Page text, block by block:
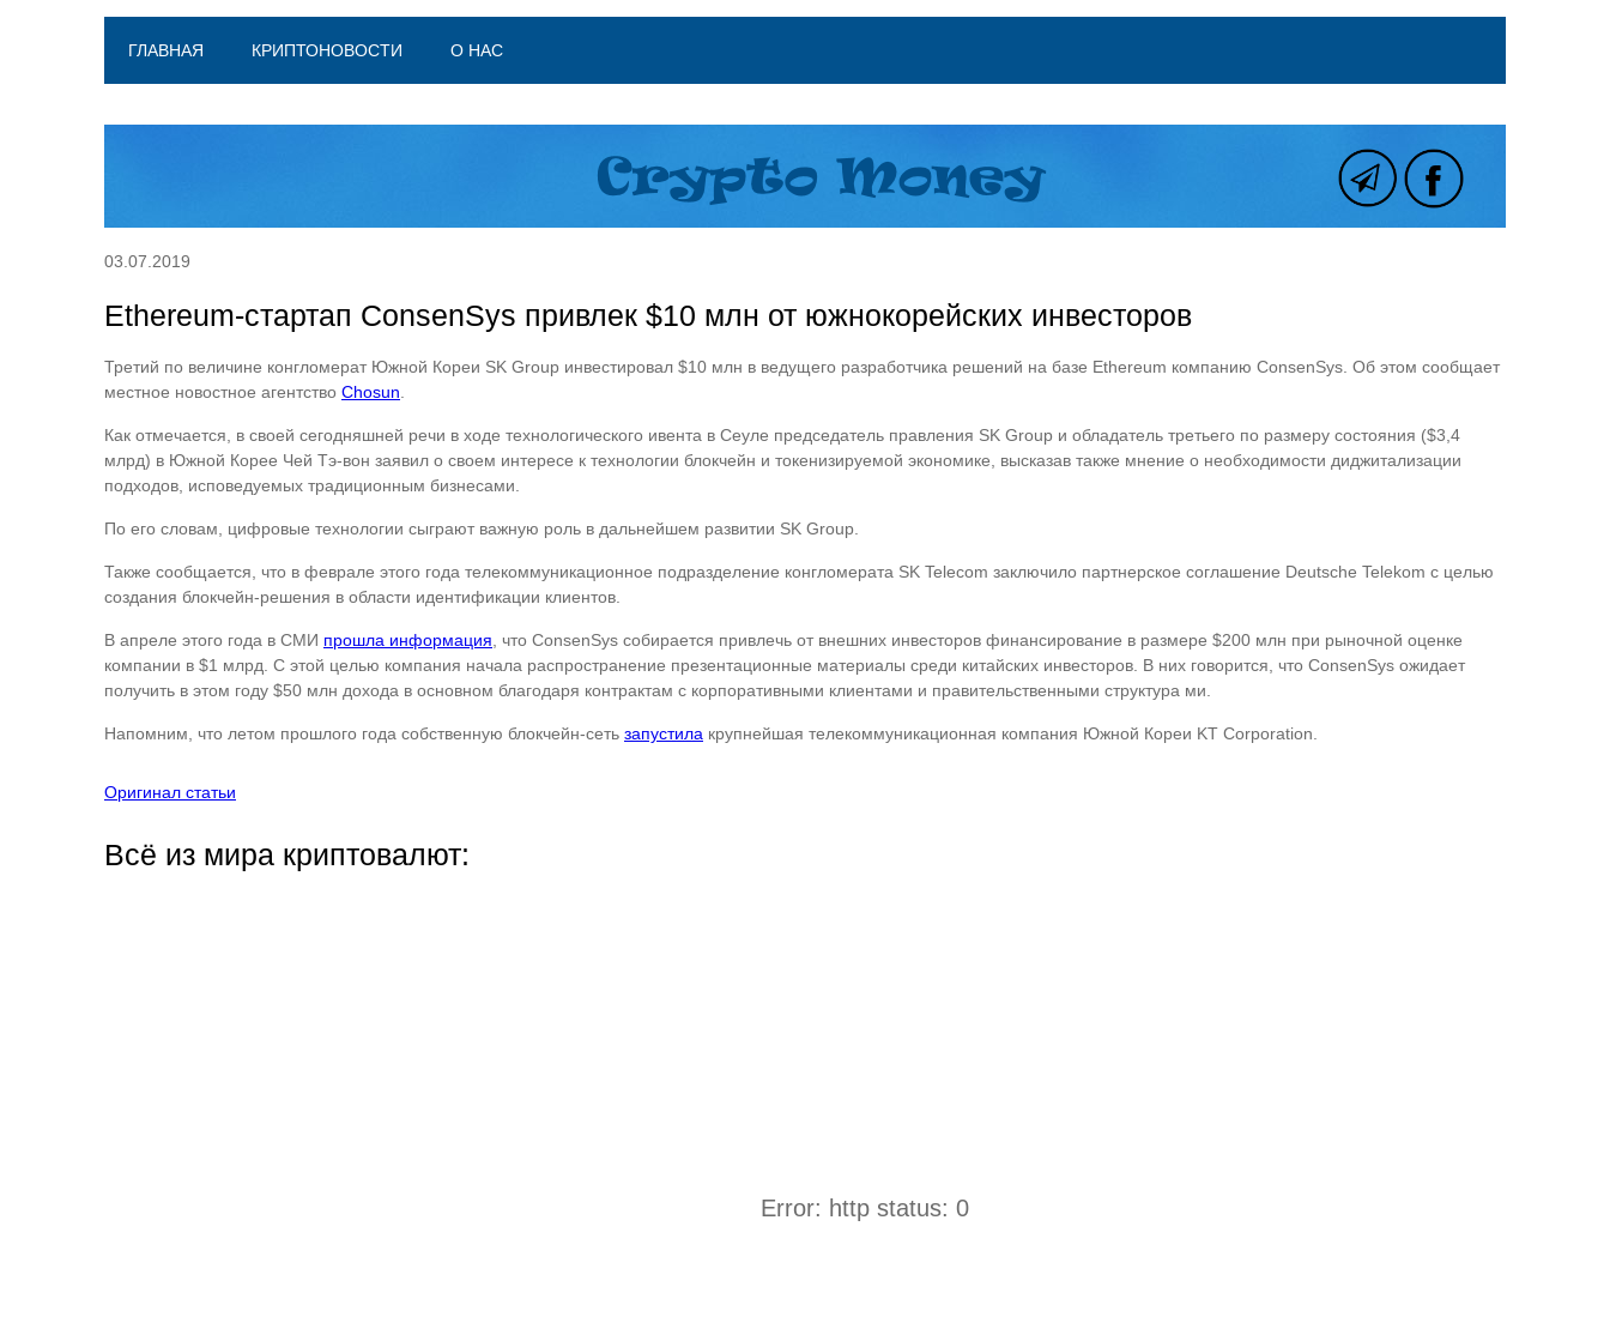
ГЛАВНАЯ КРИПТОНОВОСТИ О НАС
03.07.2019
Ethereum-стартап ConsenSys привлек $10 млн от южнокорейских инвесторов
Третий по величине конгломерат Южной Кореи SK Group инвестировал $10 млн в ведущего разработчика решений на базе Ethereum компанию ConsenSys. Об этом сообщает
местное новостное агентство Chosun
Как отмечается, в своей сегодняшней речи в ходе технологического ивента в Сеуле председатель правления SK Group и обладатель третьего по размеру состояния ($3,4
млрд) в Южной Корее Чей Тэ-вон заявил о своем интересе к технологии блокчейн и токенизируемой экономике, высказав также мнение о необходимости диджитализации
подходов, исповедуемых традиционным бизнесами.
По его словам, цифровые технологии сыграют важную роль в дальнейшем развитии SK Group.
Также сообщается, что в феврале этого года телекоммуникационное подразделение конгломерата SK Telecom заключило партнерское соглашение Deutsche Telekom с целью
создания блокчейн-решения в области идентификации клиентов.
В апреле этого года в СМИ прошла информация , что ConsenSys собирается привлечь от внешних инвесторов финансирование в размере $200 млн при рыночной оценке
компании в $1 млрд. С этой целью компания начала распространение презентационные материалы среди китайских инвесторов. В них говорится, что ConsenSys ожидает
получить в этом году $50 млн дохода в основном благодаря контрактам с корпоративными клиентами и правительственными структура ми.
Напомним, что летом прошлого года собственную блокчейн-сеть запустила крупнейшая телекоммуникационная компания Южной Кореи KT Corporation.
Оригинал статьи
Всё из мира криптовалют:
Error: http status: 0